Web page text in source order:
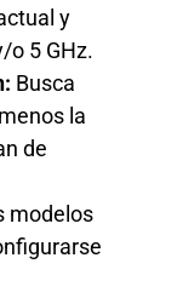
y
o 5 GHz.
Busca
la
de
modelos